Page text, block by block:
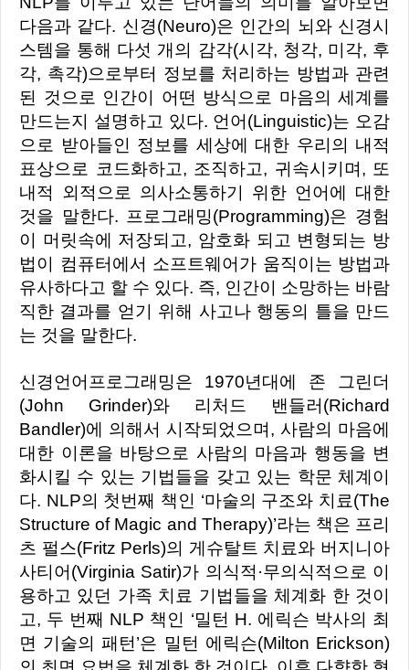
다음과 같다. 신경(Neuro)은 인간의 뇌와 신경시
스템을 통해 다섯 개의 감각(시각, 청각, 미각, 후
각, 촉각)으로부터 정보를 처리하는 방법과 관련
된 것으로 인간이 어떤 방식으로 마음의 세계를
만드는지 설명하고 있다. 언어(Linguistic)는 오감
으로 받아들인 정보를 세상에 대한 우리의 내적
표상으로 코드화하고, 조직하고, 귀속시키며, 또
내적 외적으로 의사소통하기 위한 언어에 대한
것을 말한다. 프로그래밍(Programming)은 경험
이 머릿속에 저장되고, 암호화 되고 변형되는 방
법이 컴퓨터에서 소프트웨어가 움직이는 방법과
유사하다고 할 수 있다. 즉, 인간이 소망하는 바람
직한 결과를 얻기 위해 사고나 행동의 틀을 만드
는 것을 말한다.
신경언어프로그래밍은 1970년대에 존 그린더
(John Grinder)와 리처드 밴들러(Richard
Bandler)에 의해서 시작되었으며, 사람의 마음에
대한 이론을 바탕으로 사람의 마음과 행동을 변
화시킬 수 있는 기법들을 갖고 있는 학문 체계이
다. NLP의 첫번째 책인 ‘마술의 구조와 치료(The
Structure of Magic and Therapy)’라는 책은 프리
츠 펄스(Fritz Perls)의 게슈탈트 치료와 버지니아
사티어(Virginia Satir)가 의식적·무의식적으로 이
용하고 있던 가족 치료 기법들을 체계화 한 것이
고, 두 번째 NLP 책인 ‘밀턴 H. 에릭슨 박사의 최
면 기술의 패턴’은 밀턴 에릭슨(Milton Erickson)